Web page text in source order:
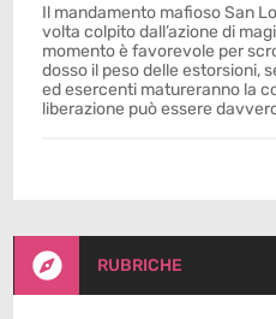
Il mandamento mafioso San
volta colpito dall’azione di
momento è favorevole per
dosso il peso delle estorsioni,
ed esercenti matureranno la
liberazione può essere
 RUBRICHE